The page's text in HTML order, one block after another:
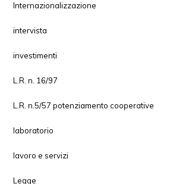
Internazionalizzazione
intervista
investimenti
L.R. n. 16/97
L.R. n.5/57 potenziamento cooperative
laboratorio
lavoro e servizi
Legge